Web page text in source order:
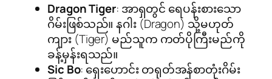
Dragon Tiger: အာရှတွင် ရေပန်းစားသော
ဂိမ်းဖြစ်သည်။ နဂါး (Dragon) သို့မဟုတ်
ကျား (Tiger) မည်သူက ကတ်ပိုကြီးမည်ကို
ခန့်မှန်းရသည်။
Sic Bo: ရှေးဟောင်း တရုတ်အန်စာတုံးဂိမ်း